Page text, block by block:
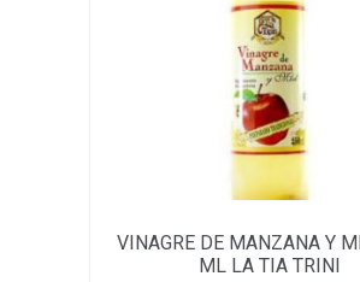
VINAGRE DE MANZANA Y
ML LA TIA TRINI